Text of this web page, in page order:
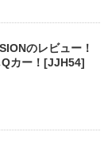
のレビュー！
カー！[JJH54]